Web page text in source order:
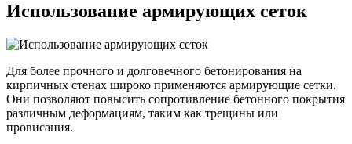
Использование армирующих сеток
Для более прочного и долговечного бетонирования на
кирпичных стенах широко применяются армирующие сетки.
Они позволяют повысить сопротивление бетонного покрытия
различным деформациям, таким как трещины или
провисания.